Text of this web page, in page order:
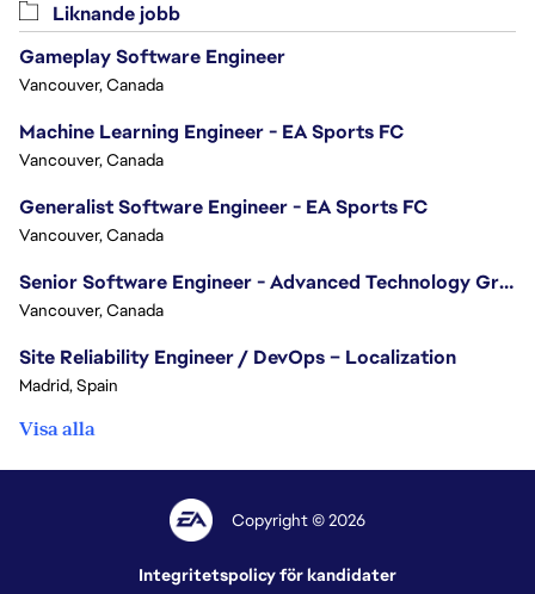
Liknande jobb
Gameplay Software Engineer
Vancouver, Canada
Machine Learning Engineer - EA Sports FC
Vancouver, Canada
Generalist Software Engineer - EA Sports FC
Vancouver, Canada
Senior Software Engineer - Advanced Technology Group
Vancouver, Canada
Site Reliability Engineer / DevOps – Localization
Madrid, Spain
Visa alla
Copyright © 2026
Integritetspolicy för kandidater